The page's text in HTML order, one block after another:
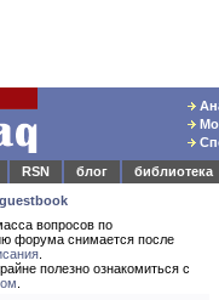
RSN блог
библиотека
guestbook
вопросов по
форума снимается после
полезно ознакомиться с